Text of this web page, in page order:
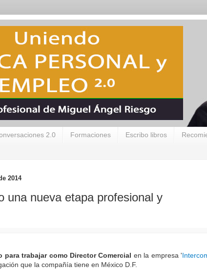
2.0 Formaciones Escribo libros
2014
una nueva etapa profesional y
para trabajar como Director Comercial en la empresa '
que la compañía tiene en México D.F.